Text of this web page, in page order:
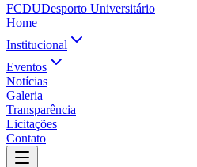
FCDUDesporto Universitário
Home
Institucional
Eventos
Notícias
Galeria
Transparência
Licitações
Contato